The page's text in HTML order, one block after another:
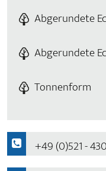
Abgerundete
Abgerundete
Tonnenform
+49 (0)521 -